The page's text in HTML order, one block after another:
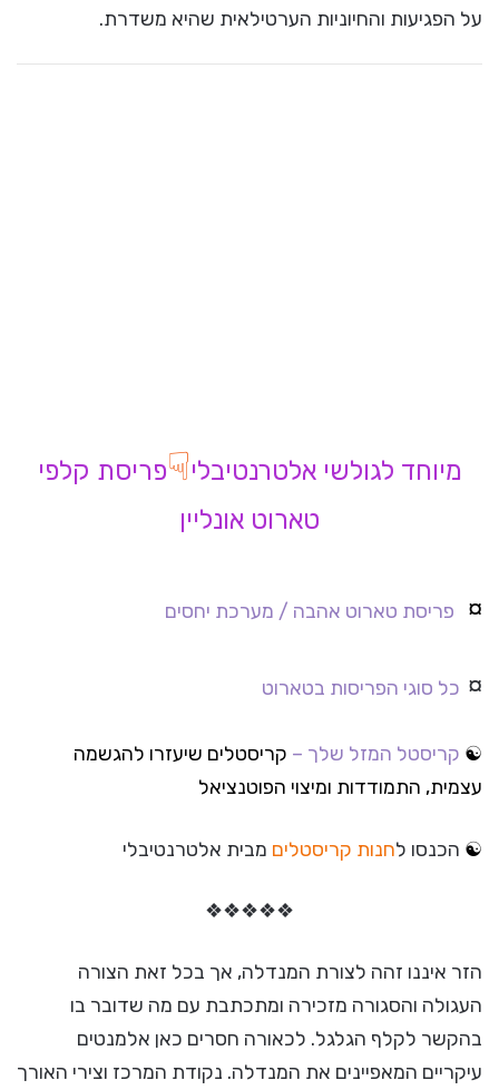
על הפגיעות והחיוניות הערטילאית שהיא משדרת.
מיוחד לגולשי אלטרנטיבלי☟פריסת קלפי
טארוט אונליין
¤ פריסת טארוט אהבה / מערכת יחסים
¤ כל סוגי הפריסות בטארוט
☯ קריסטל המזל שלך – קריסטלים שיעזרו להגשמה
עצמית, התמודדות ומיצוי הפוטנציאל
☯ הכנסו לחנות קריסטלים מבית אלטרנטיבלי
❖
❖
❖
❖
❖
הזר איננו זהה לצורת המנדלה, אך בכל זאת הצורה
העגולה והסגורה מזכירה ומתכתבת עם מה שדובר בו
בהקשר לקלף הגלגל. לכאורה חסרים כאן אלמנטים
עיקריים המאפיינים את המנדלה. נקודת המרכז וצירי האורך